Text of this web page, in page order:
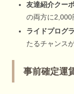
友達紹介クー
の両方に2,000
ライドプログ
たるチャンス
事前確定運